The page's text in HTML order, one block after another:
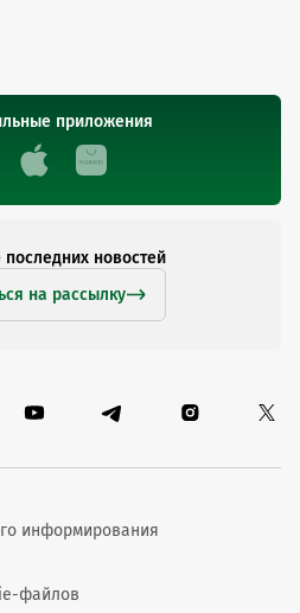
приложения
последних новостей
на рассылку
информирования
файлов